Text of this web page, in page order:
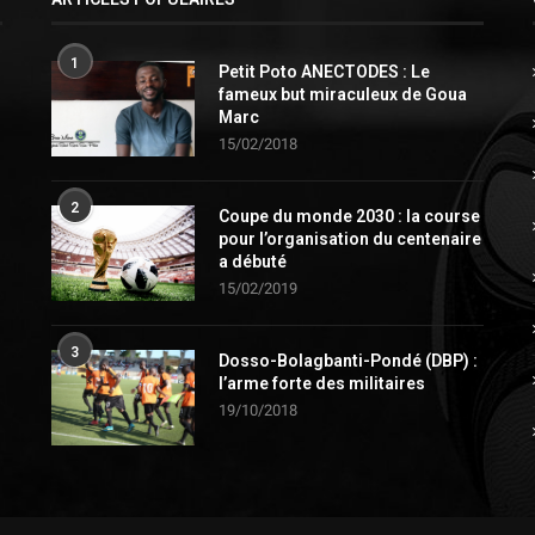
1
Petit Poto ANECTODES : Le
fameux but miraculeux de Goua
Marc
15/02/2018
2
Coupe du monde 2030 : la course
pour l’organisation du centenaire
a débuté
15/02/2019
3
Dosso-Bolagbanti-Pondé (DBP) :
l’arme forte des militaires
19/10/2018